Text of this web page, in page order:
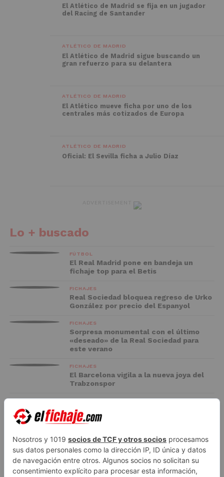
El Atlético de Madrid se fija en un jugador
del Racing de Santander
ATLÉTICO DE MADRID
El Atlético de Madrid sigue buscando un
gran refuerzo para su delantera
ATLÉTICO DE MADRID
El Atlético mueve ficha por uno de los
centrales más cotizados de Europa
ATLÉTICO DE MADRID
Oficial: El Sevilla ficha a Julio Díaz
Lo + buscado
FÚTBOL
El Real Madrid pone en bandeja un
fichaje top para el Betis
FICHAJES
Real Sociedad bloquea regreso de Urko
González por precio del Espanyol
FICHAJES
Sorpresa monumental con el último
«deseado» de la Real Sociedad para
este verano
FICHAJES
El Barcelona vigila a la nueva joya del
Trabzonspor
FC BARCELONA
El Racing negocia la cesión de Marc
Casadó en su vuelta a Primera División
ADVERTISEMENT